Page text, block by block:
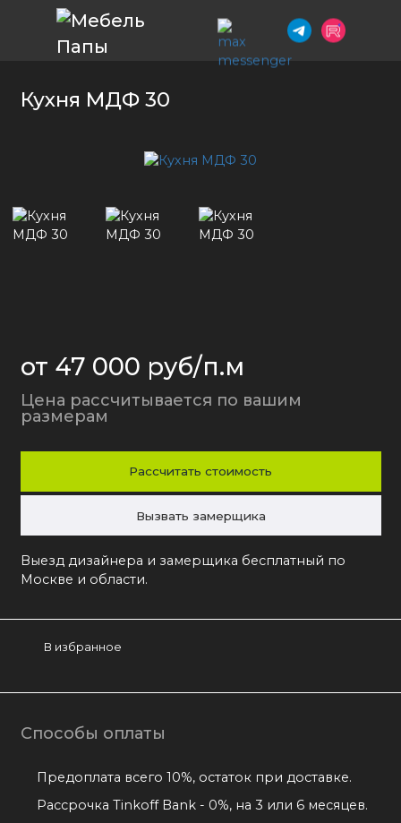
Кухня МДФ 30
от 47 000 руб/п.м
Цена рассчитывается по вашим
размерам
Рассчитать стоимость
Вызвать замерщика
Выезд дизайнера и замерщика бесплатный по
Москве и области.
В избранное
Способы оплаты
Предоплата всего 10%, остаток при доставке.
Рассрочка Tinkoff Bank - 0%, на 3 или 6 месяцев.